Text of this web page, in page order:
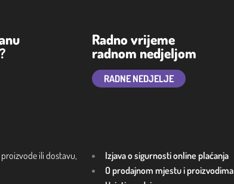
Radno vrijeme
radnom nedjeljom
RADNE NEDJELJE
ili dostavu,
Izjava o sigurnosti online plaćanja
O prodajnom mjestu i proizvodima